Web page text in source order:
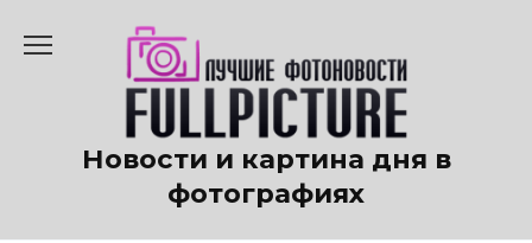
содержанию
Новости и картина дня в
фотографиях